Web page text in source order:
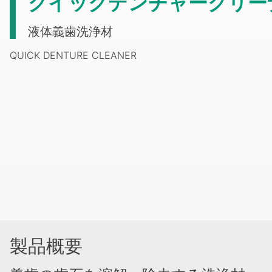
液体義歯洗浄材
QUICK DENTURE CLEANER
製品概要